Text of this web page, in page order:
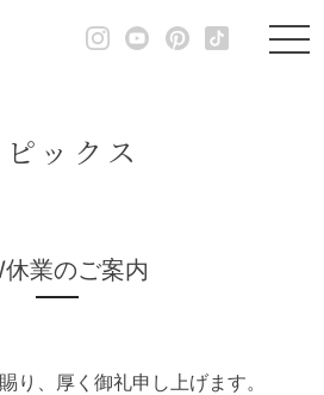
ピックス
休業のご案内
り、厚く御礼申し上げます。